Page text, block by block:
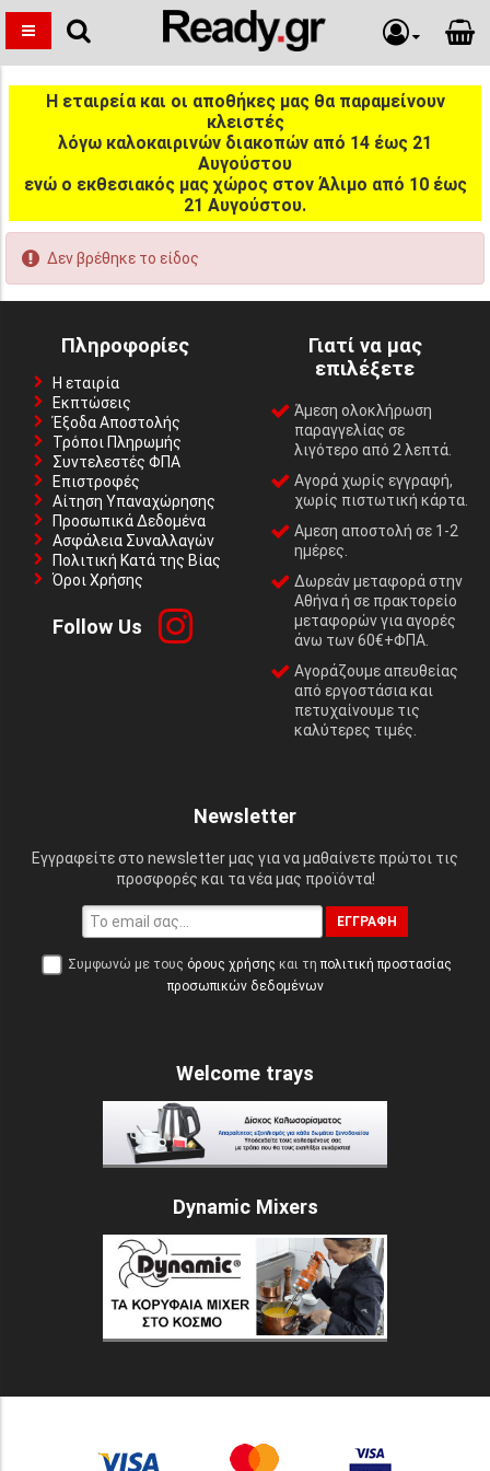
Η εταιρεία και οι αποθήκες μας θα παραμείνουν
κλειστές
λόγω καλοκαιρινών διακοπών από 14 έως 21
Αυγούστου
ενώ ο εκθεσιακός μας χώρος στον Άλιμο από 10 έως
21 Αυγούστου.
Δεν βρέθηκε το είδος
Πληροφορίες
Η εταιρία
Εκπτώσεις
Έξοδα Αποστολής
Τρόποι Πληρωμής
Συντελεστές ΦΠΑ
Επιστροφές
Αίτηση Υπαναχώρησης
Προσωπικά Δεδομένα
Ασφάλεια Συναλλαγών
Πολιτική Κατά της Βίας
Όροι Χρήσης
Follow Us
Γιατί να μας
επιλέξετε
Άμεση ολοκλήρωση
παραγγελίας σε
λιγότερο από 2 λεπτά.
Αγορά χωρίς εγγραφή,
χωρίς πιστωτική κάρτα.
Αμεση αποστολή σε 1-2
ημέρες.
Δωρεάν μεταφορά στην
Αθήνα ή σε πρακτορείο
μεταφορών για αγορές
άνω των 60€+ΦΠΑ.
Αγοράζουμε απευθείας
από εργοστάσια και
πετυχαίνουμε τις
καλύτερες τιμές.
Newsletter
Εγγραφείτε στο newsletter μας για να μαθαίνετε πρώτοι τις
προσφορές και τα νέα μας προϊόντα!
ΕΓΓΡΑΦΉ
Συμφωνώ με τους όρους χρήσης και τη πολιτική προστασίας
προσωπικών δεδομένων
Welcome trays
Dynamic Mixers